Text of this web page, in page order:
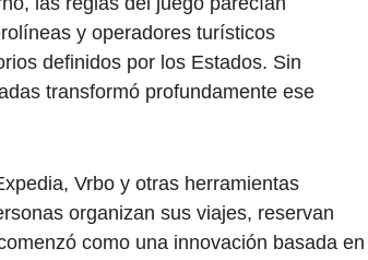
y operadores turísticos
definidos por los Estados. Sin
transformó profundamente ese
Vrbo y otras herramientas
organizan sus viajes, reservan
como una innovación basada en